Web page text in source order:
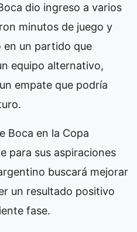
dio ingreso a varios
minutos de juego y
en un partido que
equipo alternativo,
empate que podría
Boca en la Copa
para sus aspiraciones
buscará mejorar
un resultado positivo
fase.